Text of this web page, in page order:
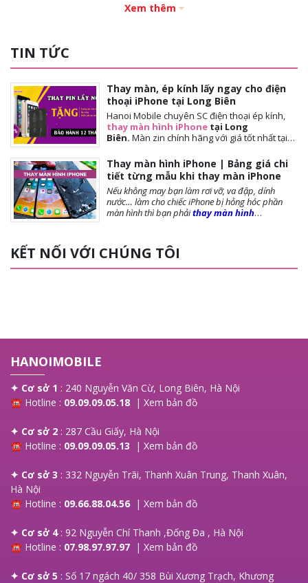
Xem thêm
TIN TỨC
Thay màn, ép kính lấy ngay cho điện
thoại iPhone tại Long Biên
Hanoi Mobile chuyên SC điện thoại ép kính,
thay màn hình iPhone tại Long
Biên. Màn zin chính hãng với giá tốt nhất tại
15 phút. Chế độ bảo hành tốt nhất tới khách
hàng. Tặng cường lực full màn, tặng ốp lưng,
miễn phí vệ sinh máy.
Thay màn hình iPhone | Bảng giá chi
tiết từng mẫu khi thay màn iPhone
Nếu không may bạn làm rơi vỡ, va đập, dính
nước… làm cho chiếc iPhone bị hỏng hóc phần
màn hình thì bạn phảithay màn hình
đây,Hanoi Mobile
lưu ý trước khi thay màn, các loại màn phổ biến và
giá thay màn hình là bao nhiêu?, mời bạn tham
KẾT NỐI VỚI CHÚNG TÔI
HANOIMOBILE
✦ Cơ sở 1 : 240 Nguyễn Văn Cừ, Long Biên, Hà Nội
☎ Hotline : 09.09.09.05.18 | Xem bản đồ
✦ Cơ sở 2 : 287 Cầu Giấy, Hà Nội
☎ Hotline : 09.09.09.05.13 | Xem bản đồ
✦ Cơ sở 3 : 332 Nguyễn Trãi, Thanh Xuân Trung, Thanh Xuân,
Hà Nội
☎ Hotline : 09.66.88.04.56 | Xem bản đồ
✦ Cơ sở 4: 92 Nguyễn Chí Thanh ,Đống Đa , Hà Nội
☎ Hotline : 07.98.97.97.97 | Xem bản đồ
✦ Cơ sở 5 : Số 17 ngách 40/ 358 Bùi Xương Trạch, Khương